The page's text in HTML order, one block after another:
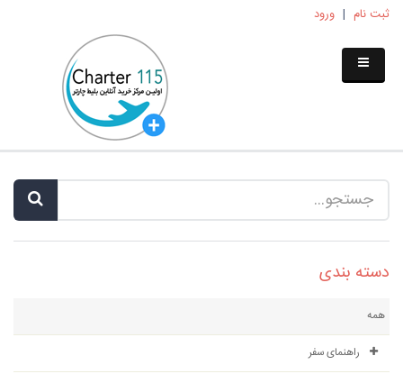
ثبت نام | ورود
دسته بندی
همه
راهنمای سفر